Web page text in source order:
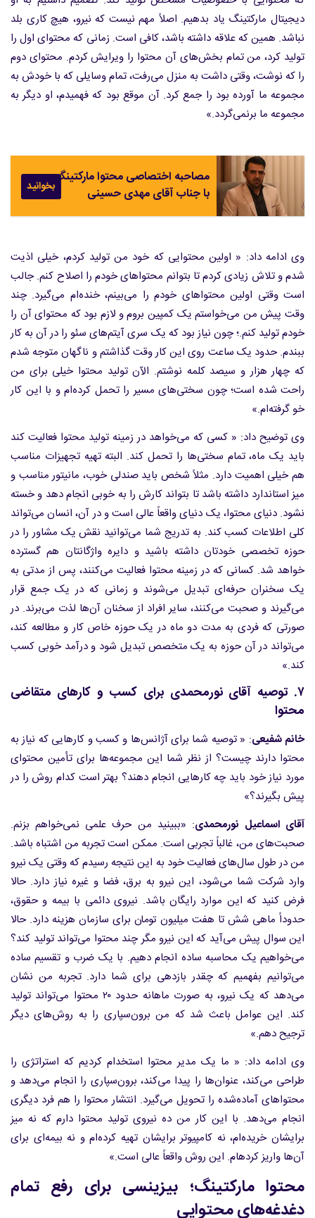
دیجیتال مارکتینگ یاد بدهیم. اصلاً مهم نیست که نیرو، هیچ کاری بلد
نباشد. همین که علاقه داشته باشد، کافی است. زمانی که محتوای اول را
تولید کرد، من تمام بخش‌های آن محتوا را ویرایش کردم. محتوای دوم
را که نوشت، وقتی داشت به منزل می‌رفت، تمام وسایلی که با خودش به
مجموعه ما آورده بود را جمع کرد. آن موقع بود که فهمیدم، او دیگر به
مجموعه ما برنمی‌گردد.»
مصاحبه اختصاصی محتوا مارکتینگ
با جناب آقای مهدی حسینی
بخوانید
وی ادامه داد: « اولین محتوایی که خود من تولید کردم، خیلی اذیت
شدم و تلاش زیادی کردم تا بتوانم محتواهای خودم را اصلاح کنم. جالب
است وقتی اولین محتواهای خودم را می‌بینم، خنده‌ام می‌گیرد. چند
وقت پیش من می‌خواستم یک کمپین بروم و لازم بود که محتوای آن را
خودم تولید کنم.؛ چون نیاز بود که یک سری آیتم‌های سئو را در آن به کار
ببندم. حدود یک ساعت روی این کار وقت گذاشتم و ناگهان متوجه شدم
که چهار هزار و سیصد کلمه نوشتم. الآن تولید محتوا خیلی برای من
راحت شده است؛ چون سختی‌های مسیر را تحمل کرده‌ام و با این کار
خو گرفته‌ام.»
وی توضیح داد: « کسی که می‌خواهد در زمینه تولید محتوا فعالیت کند
باید یک ماه، تمام سختی‌ها را تحمل کند. البته تهیه تجهیزات مناسب
هم خیلی اهمیت دارد. مثلاً شخص باید صندلی خوب، مانیتور مناسب و
میز استاندارد داشته باشد تا بتواند کارش را به خوبی انجام دهد و خسته
نشود. دنیای محتوا، یک دنیای واقعاً عالی است و در آن، انسان می‌تواند
کلی اطلاعات کسب کند. به تدریج شما می‌توانید نقش یک مشاور را در
حوزه تخصصی خودتان داشته باشید و دایره واژگانتان هم گسترده
خواهد شد. کسانی که در زمینه محتوا فعالیت می‌کنند، پس از مدتی به
یک سخنران حرفه‌ای تبدیل می‌شوند و زمانی که در یک جمع قرار
می‌گیرند و صحبت می‌کنند، سایر افراد از سخنان آن‌ها لذت می‌برند. در
صورتی که فردی به مدت دو ماه در یک حوزه خاص کار و مطالعه کند،
می‌تواند در آن حوزه به یک متخصص تبدیل شود و درآمد خوبی کسب
کند.»
۷. توصیه آقای نورمحمدی برای کسب و کارهای متقاضی
محتوا
خانم شفیعی: « توصیه شما برای آژانس‌ها و کسب و کارهایی که نیاز به
محتوا دارند چیست؟ از نظر شما این مجموعه‌ها برای تأمین محتوای
مورد نیاز خود باید چه کارهایی انجام دهند؟ بهتر است کدام روش را در
پیش بگیرند؟»
آقای اسماعیل نورمحمدی: «ببینید من حرف علمی نمی‌خواهم بزنم.
صحبت‌های من، غالباً تجربی است. ممکن است تجربه من اشتباه باشد.
من در طول سال‌های فعالیت خود به این نتیجه رسیدم که وقتی یک نیرو
وارد شرکت شما می‌شود، این نیرو به برق، فضا و غیره نیاز دارد. حالا
فرض کنید که این موارد رایگان باشد. نیروی دائمی با بیمه و حقوق،
حدوداً ماهی شش تا هفت میلیون تومان برای سازمان هزینه دارد. حالا
این سوال پیش می‌آید که این نیرو مگر چند محتوا می‌تواند تولید کند؟
می‌خواهیم یک محاسبه ساده انجام دهیم. با یک ضرب و تقسیم ساده
می‌توانیم بفهمیم که چقدر بازدهی برای شما دارد. تجربه من نشان
می‌دهد که یک نیرو، به صورت ماهانه حدود ۲۰ محتوا می‌تواند تولید
کند. این عوامل باعث شد که من برون‌سپاری را به روش‌های دیگر
ترجیح دهم.»
وی ادامه داد: « ما یک مدیر محتوا استخدام کردیم که استراتژی را
طراحی می‌کند، عنوان‌ها را پیدا می‌کند، برون‌سپاری را انجام می‌دهد و
محتواهای آماده‌شده را تحویل می‌گیرد. انتشار محتوا را هم فرد دیگری
انجام می‌دهد. با این کار من ده نیروی تولید محتوا دارم که نه میز
برایشان خریده‌ام، نه کامپیوتر برایشان تهیه کرده‌ام و نه بیمه‌ای برای
آن‌ها واریز کرده‎ام. این روش واقعاً عالی است.»
محتوا مارکتینگ؛ بیزینسی برای رفع تمام
دغدغه‌های محتوایی